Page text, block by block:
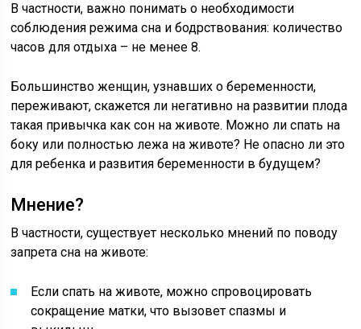
В частности, важно понимать о необходимости
соблюдения режима сна и бодрствования: количество
часов для отдыха – не менее 8.
Большинство женщин, узнавших о беременности,
переживают, скажется ли негативно на развитии плода
такая привычка как сон на животе. Можно ли спать на
боку или полностью лежа на животе? Не опасно ли это
для ребенка и развития беременности в будущем?
Мнение?
В частности, существует несколько мнений по поводу
запрета сна на животе:
Если спать на животе, можно спровоцировать
сокращение матки, что вызовет спазмы и